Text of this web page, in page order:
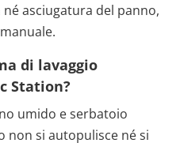
asciugatura del panno,
di lavaggio
Station?
umido e serbatoio
non si autopulisce né si